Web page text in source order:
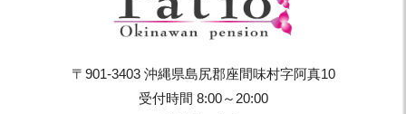
〒901-3403 沖縄県島尻郡座間味村字阿真10
受付時間 8:00～20:00